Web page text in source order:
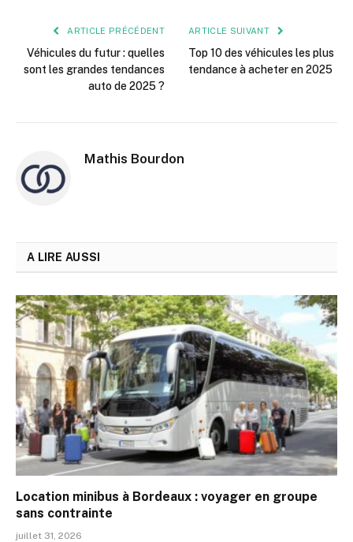
ARTICLE PRÉCÉDENT
Véhicules du futur : quelles
sont les grandes tendances
auto de 2025 ?
ARTICLE SUIVANT
Top 10 des véhicules les plus
tendance à acheter en 2025
Mathis Bourdon
A LIRE AUSSI
Location minibus à Bordeaux : voyager en groupe
sans contrainte
juillet 31, 2026